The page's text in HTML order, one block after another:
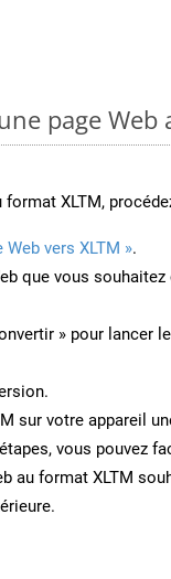
page Web
format XLTM,
Web vers XLTM ».
que vous
» pour lancer
sur votre appareil
vous pouvez
au format XLTM